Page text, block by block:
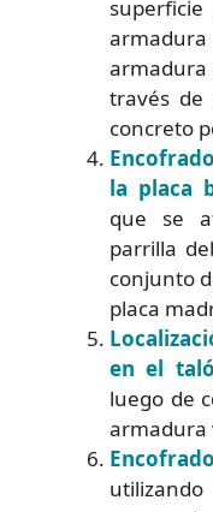
armadura
través de
concreto
la placa
que se
parrilla
conjunto
placa
en el
luego de
armadura